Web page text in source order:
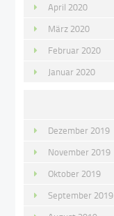
April 2020
März 2020
Februar 2020
Januar 2020
Dezember 2019
November 2019
Oktober 2019
September 2019